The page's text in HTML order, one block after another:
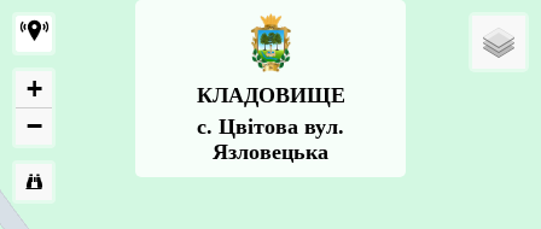
КЛАДОВИЩЕ
с. Цвітова вул.
Язловецька
+
−